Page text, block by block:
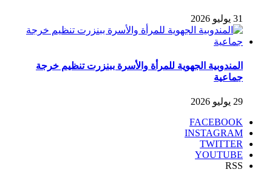
31 يوليو 2026
المندوبية الجهوية للمرأة والأسرة ببنزرت تنظيم خرجة
جماعية
29 يوليو 2026
FACEBOOK
INSTAGRAM
TWITTER
YOUTUBE
RSS